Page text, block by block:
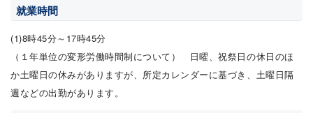
就業時間
(1)8時45分～17時45分
（１年単位の変形労働時間制について） 日曜、祝祭日の休日のほ
か土曜日の休みがありますが、所定カレンダーに基づき、土曜日隔
週などの出勤があります。